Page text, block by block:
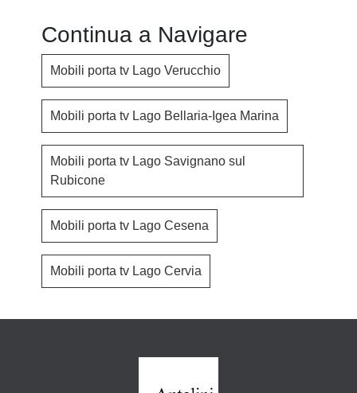
Continua a Navigare
Mobili porta tv Lago Verucchio
Mobili porta tv Lago Bellaria-Igea Marina
Mobili porta tv Lago Savignano sul
Rubicone
Mobili porta tv Lago Cesena
Mobili porta tv Lago Cervia